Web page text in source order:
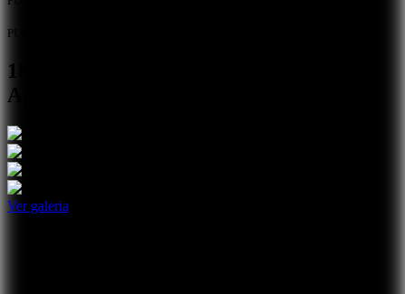
PUB
18.ª Gala de Mérito Escolar do Crédito
Agrícola Mútuo do Alentejo Sul
Ver galeria